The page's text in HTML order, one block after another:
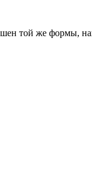
той же формы,